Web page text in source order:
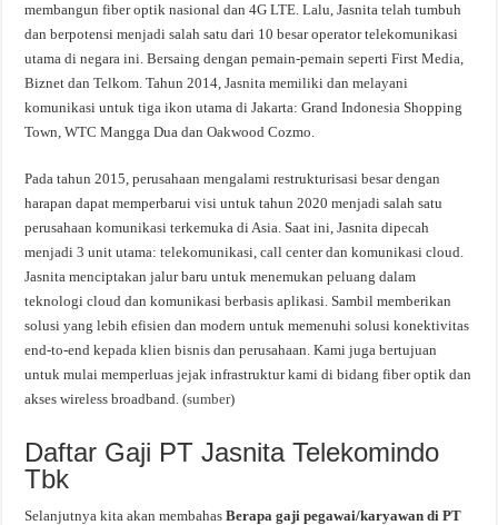
membangun fiber optik nasional dan 4G LTE. Lalu, Jasnita telah tumbuh
dan berpotensi menjadi salah satu dari 10 besar operator telekomunikasi
utama di negara ini. Bersaing dengan pemain-pemain seperti First Media,
Biznet dan Telkom. Tahun 2014, Jasnita memiliki dan melayani
komunikasi untuk tiga ikon utama di Jakarta: Grand Indonesia Shopping
Town, WTC Mangga Dua dan Oakwood Cozmo.
Pada tahun 2015, perusahaan mengalami restrukturisasi besar dengan
harapan dapat memperbarui visi untuk tahun 2020 menjadi salah satu
perusahaan komunikasi terkemuka di Asia. Saat ini, Jasnita dipecah
menjadi 3 unit utama: telekomunikasi, call center dan komunikasi cloud.
Jasnita menciptakan jalur baru untuk menemukan peluang dalam
teknologi cloud dan komunikasi berbasis aplikasi. Sambil memberikan
solusi yang lebih efisien dan modern untuk memenuhi solusi konektivitas
end-to-end kepada klien bisnis dan perusahaan. Kami juga bertujuan
untuk mulai memperluas jejak infrastruktur kami di bidang fiber optik dan
akses wireless broadband. (sumber)
Daftar Gaji PT Jasnita Telekomindo
Tbk
Selanjutnya kita akan membahasBerapa gaji pegawai/karyawan di PT